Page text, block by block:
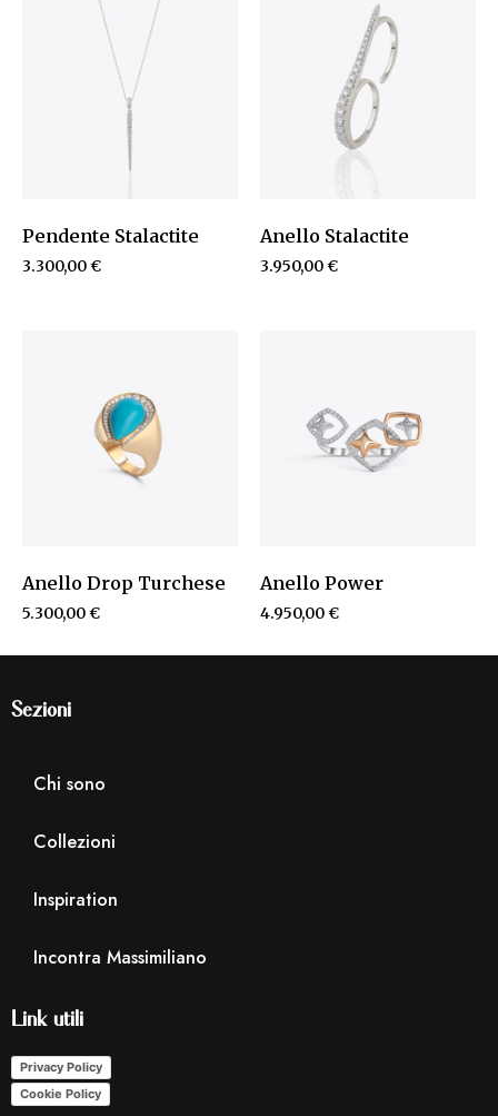
Pendente Stalactite
3.300,00€
Anello Stalactite
3.950,00€
Anello Drop Turchese
5.300,00€
Anello Power
4.950,00€
Sezioni
Chi sono
Collezioni
Inspiration
Incontra Massimiliano
Link utili
Privacy Policy
Cookie Policy